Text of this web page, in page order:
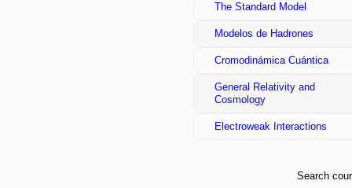
The Standard Model
Modelos de Hadrones
Cromodinámica Cuántica
General Relativity and
Cosmology
Electroweak Interactions
Search